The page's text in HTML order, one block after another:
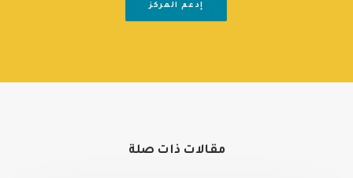
إدعم المركز
مقالات ذات صلة